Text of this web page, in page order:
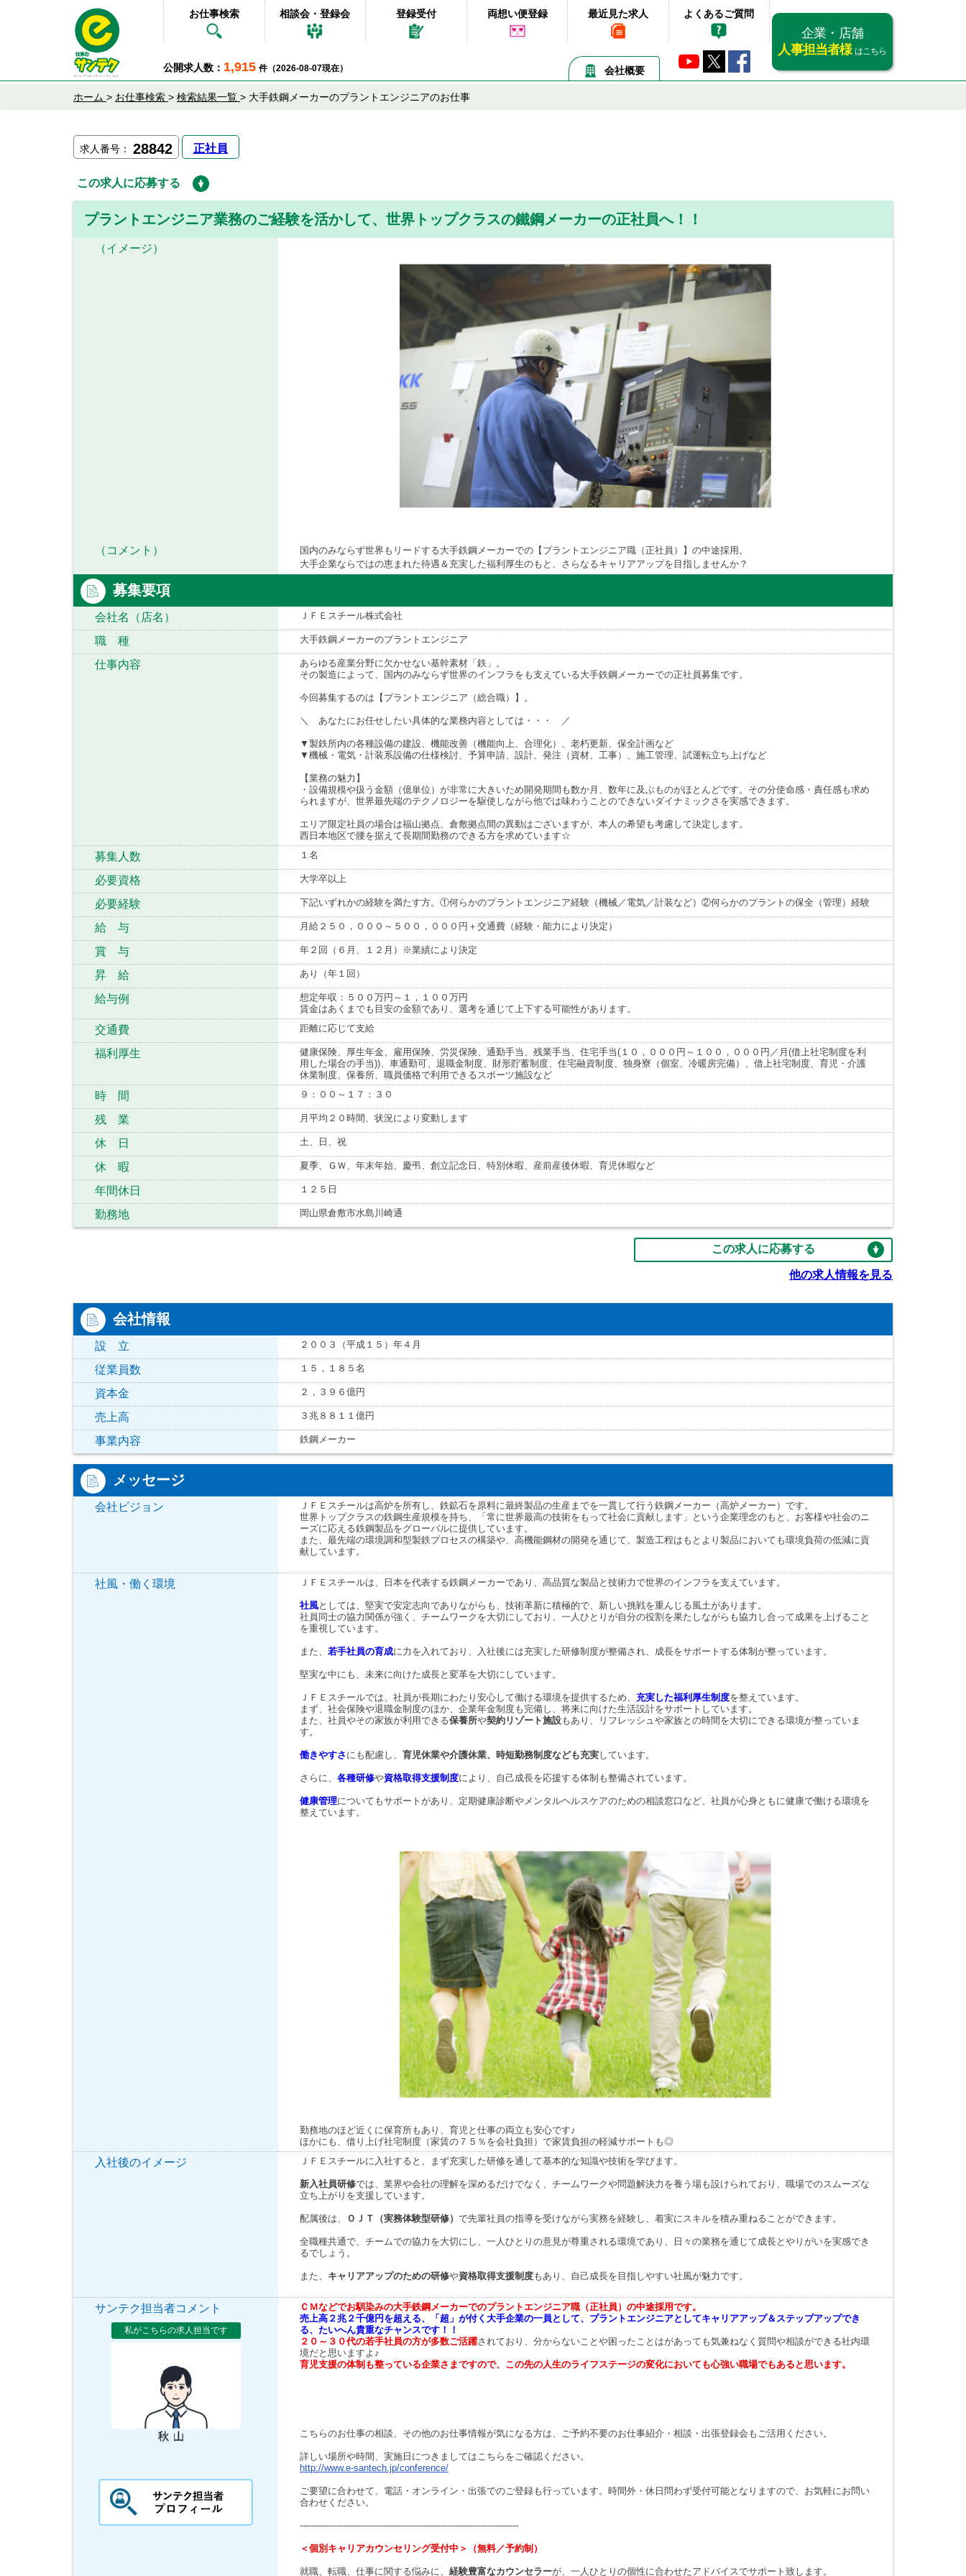
お仕事検索 相談会・登録会 登録受付 両想い便登録 最近見た求人 よくあるご質問
企業・店舗
人事担当者様 はこちら
公開求人数： 1,915 件（2026-08-07現在） 会社概要
ホーム > お仕事検索 > 検索結果一覧 > 大手鉄鋼メーカーのプラントエンジニアのお仕事
求人番号： 28842 正社員
この求人に応募する
プラントエンジニア業務のご経験を活かして、世界トップクラスの鐵鋼メーカーの正社員へ！！
（イメージ）
（コメント）
国内のみならず世界もリードする大手鉄鋼メーカーでの【プラントエンジニア職（正社員）】の中途採用。
大手企業ならではの恵まれた待遇＆充実した福利厚生のもと、さらなるキャリアアップを目指しませんか？
募集要項
会社名（店名） ＪＦＥスチール株式会社
職 種 大手鉄鋼メーカーのプラントエンジニア
仕事内容
あらゆる産業分野に欠かせない基幹素材「鉄」。
その製造によって、国内のみならず世界のインフラをも支えている大手鉄鋼メーカーでの正社員募集です。
今回募集するのは【プラントエンジニア（総合職）】。
＼ あなたにお任せしたい具体的な業務内容としては・・・ ／
▼製鉄所内の各種設備の建設、機能改善（機能向上、合理化）、老朽更新、保全計画など
▼機械・電気・計装系設備の仕様検討、予算申請、設計、発注（資材、工事）、施工管理、試運転立ち上げなど
【業務の魅力】
・設備規模や扱う金額（億単位）が非常に大きいため開発期間も数か月、数年に及ぶものがほとんどです。その分使命感・責任感も求め
られますが、世界最先端のテクノロジーを駆使しながら他では味わうことのできないダイナミックさを実感できます。
エリア限定社員の場合は福山拠点、倉敷拠点間の異動はございますが、本人の希望も考慮して決定します。
西日本地区で腰を据えて長期間勤務のできる方を求めています☆
募集人数 １名
必要資格 大学卒以上
必要経験 下記いずれかの経験を満たす方。①何らかのプラントエンジニア経験（機械／電気／計装など）②何らかのプラントの保全（管理）経験
給 与 月給２５０，０００～５００，０００円＋交通費（経験・能力により決定）
賞 与 年２回（６月、１２月）※業績により決定
昇 給 あり（年１回）
給与例
想定年収：５００万円～１，１００万円
賃金はあくまでも目安の金額であり、選考を通じて上下する可能性があります。
交通費 距離に応じて支給
福利厚生
健康保険、厚生年金、雇用保険、労災保険、通勤手当、残業手当、住宅手当(１０，０００円～１００，０００円／月(借上社宅制度を利
用した場合の手当))、車通勤可、退職金制度、財形貯蓄制度、住宅融資制度、独身寮（個室、冷暖房完備）、借上社宅制度、育児・介護
休業制度、保養所、職員価格で利用できるスポーツ施設など
時 間 ９：００～１７：３０
残 業 月平均２０時間、状況により変動します
休 日 土、日、祝
休 暇 夏季、ＧＷ、年末年始、慶弔、創立記念日、特別休暇、産前産後休暇、育児休暇など
年間休日 １２５日
勤務地 岡山県倉敷市水島川崎通
この求人に応募する
他の求人情報を見る
会社情報
設 立 ２００３（平成１５）年４月
従業員数 １５，１８５名
資本金 ２，３９６億円
売上高 ３兆８８１１億円
事業内容 鉄鋼メーカー
メッセージ
会社ビジョン
ＪＦＥスチールは高炉を所有し、鉄鉱石を原料に最終製品の生産までを一貫して行う鉄鋼メーカー（高炉メーカー）です。
世界トップクラスの鉄鋼生産規模を持ち、「常に世界最高の技術をもって社会に貢献します」という企業理念のもと、お客様や社会のニ
ーズに応える鉄鋼製品をグローバルに提供しています。
また、最先端の環境調和型製鉄プロセスの構築や、高機能鋼材の開発を通じて、製造工程はもとより製品においても環境負荷の低減に貢
献しています。
社風・働く環境 ＪＦＥスチールは、日本を代表する鉄鋼メーカーであり、高品質な製品と技術力で世界のインフラを支えています。
社風としては、堅実で安定志向でありながらも、技術革新に積極的で、新しい挑戦を重んじる風土があります。
社員同士の協力関係が強く、チームワークを大切にしており、一人ひとりが自分の役割を果たしながらも協力し合って成果を上げること
を重視しています。
また、 若手社員の育成に力を入れており、入社後には充実した研修制度が整備され、成長をサポートする体制が整っています。
堅実な中にも、未来に向けた成長と変革を大切にしています。
ＪＦＥスチールでは、社員が長期にわたり安心して働ける環境を提供するため、 充実した福利厚生制度を整えています。
まず、社会保険や退職金制度のほか、企業年金制度も完備し、将来に向けた生活設計をサポートしています。
また、社員やその家族が利用できる保養所や契約リゾート施設もあり、リフレッシュや家族との時間を大切にできる環境が整っていま
す。
働きやすさ にも配慮し、 育児休業や介護休業、時短勤務制度なども充実しています。
さらに、 各種研修や資格取得支援制度により、自己成長を応援する体制も整備されています。
健康管理についてもサポートがあり、定期健康診断やメンタルヘルスケアのための相談窓口など、社員が心身ともに健康で働ける環境を
整えています。
勤務地のほど近くに保育所もあり、育児と仕事の両立も安心です♪
ほかにも、借り上げ社宅制度（家賃の７５％を会社負担）で家賃負担の軽減サポートも◎
入社後のイメージ ＪＦＥスチールに入社すると、まず充実した研修を通して基本的な知識や技術を学びます。
新入社員研修では、業界や会社の理解を深めるだけでなく、チームワークや問題解決力を養う場も設けられており、職場でのスムーズな
立ち上がりを支援しています。
配属後は、 ＯＪＴ（実務体験型研修） で先輩社員の指導を受けながら実務を経験し、着実にスキルを積み重ねることができます。
全職種共通で、チームでの協力を大切にし、一人ひとりの意見が尊重される環境であり、日々の業務を通じて成長とやりがいを実感でき
るでしょう。
また、 キャリアアップのための研修や資格取得支援制度もあり、自己成長を目指しやすい社風が魅力です。
サンテク担当者コメント
私がこちらの求人担当です
ＣＭなどでお馴染みの大手鉄鋼メーカーでのプラントエンジニア職（正社員）の中途採用です。
売上高２兆２千億円を超える、「超」が付く大手企業の一員として、プラントエンジニアとしてキャリアアップ＆ステップアップでき
る、たいへん貴重なチャンスです！！
２０～３０代の若手社員の方が多数ご活躍されており、分からないことや困ったことはがあっても気兼ねなく質問や相談ができる社内環
境だと思いますよ♪
育児支援の体制も整っている企業さまですので、この先の人生のライフステージの変化においても心強い職場でもあると思います。
こちらのお仕事の相談、その他のお仕事情報が気になる方は、ご予約不要のお仕事紹介・相談・出張登録会もご活用ください。
詳しい場所や時間、実施日につきましてはこちらをご確認ください。
http://www.e-santech.jp/conference/
ご要望に合わせて、電話・オンライン・出張でのご登録も行っています。時間外・休日問わず受付可能となりますので、お気軽にお問い
合わせください。
----------------------------------------------------------------------------
＜個別キャリアカウンセリング受付中＞（無料／予約制）
就職、転職、仕事に関する悩みに、 経験豊富なカウンセラーが、一人ひとりの個性に合わせたアドバイスでサポート致します。